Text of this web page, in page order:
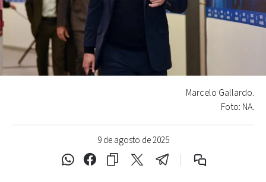
9 de agosto de 2025
Marcelo Gallardo.
Foto: NA.